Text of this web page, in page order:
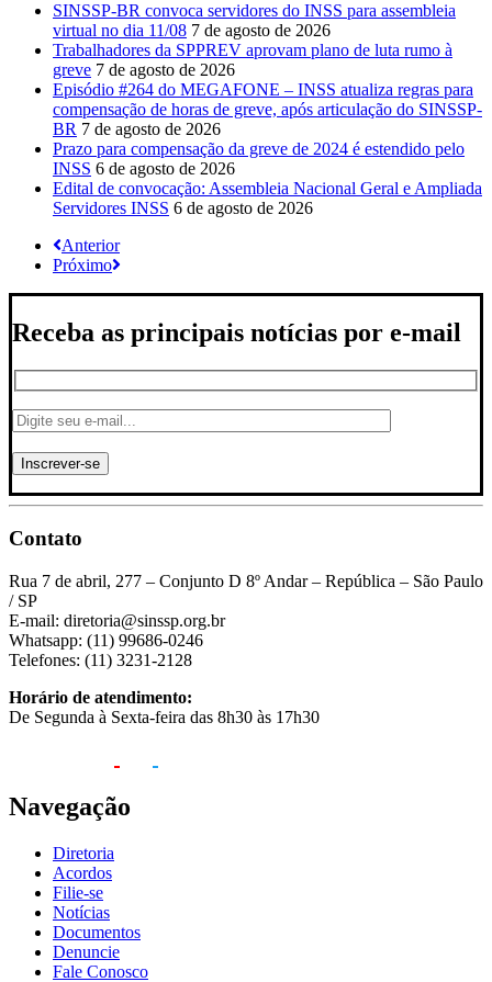
SINSSP-BR convoca servidores do INSS para assembleia
virtual no dia 11/08 7 de agosto de 2026
Trabalhadores da SPPREV aprovam plano de luta rumo à
greve 7 de agosto de 2026
Episódio #264 do MEGAFONE – INSS atualiza regras para
compensação de horas de greve, após articulação do SINSSP-
BR 7 de agosto de 2026
Prazo para compensação da greve de 2024 é estendido pelo
INSS 6 de agosto de 2026
Edital de convocação: Assembleia Nacional Geral e Ampliada
Servidores INSS 6 de agosto de 2026
Anterior
Próximo
Receba as principais notícias por e-mail
Contato
Rua 7 de abril, 277 – Conjunto D 8º Andar – República – São Paulo
/ SP
E-mail: diretoria@sinssp.org.br
Whatsapp: (11) 99686-0246
Telefones: (11) 3231-2128
Horário de atendimento:
De Segunda à Sexta-feira das 8h30 às 17h30
Navegação
Diretoria
Acordos
Filie-se
Notícias
Documentos
Denuncie
Fale Conosco